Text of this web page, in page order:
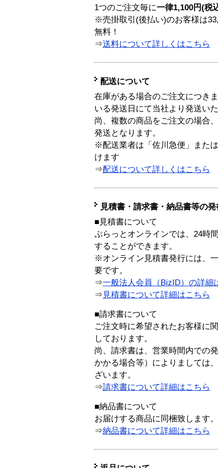
1つのご注文毎に一律1,100円(税
※売掛取引(後払い)のお客様は
無料！
⇒送料について詳しくはこちら
配送について
在庫がある場合のご注文につき
いる発送日にて当社より発送い
尚、複数の商品をご注文の場合
発送となります。
※配送業者は「佐川急便」また
けます
⇒配送について詳しくはこちら
見積書・請求書・納品書等の
■見積書について
ぷらっとオンラインでは、24時
することができます。
※オンライン見積書発行には、
要です。
⇒一般法人会員（BizID）の詳細
⇒ 見積書について詳細はこちら
■請求書について
ご注文時に希望されたお客様に
しております。
尚、請求書は、営業時間内での
かかる場合等）によりましては
ざいます。
⇒請求書について詳細はこちら
■納品書について
お届けする商品に同梱致します。
⇒納品書について詳細はこちら